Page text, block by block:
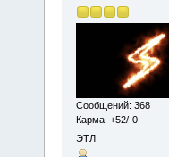
Сообщений: 368
Карма: +52/-0
ЭТЛ